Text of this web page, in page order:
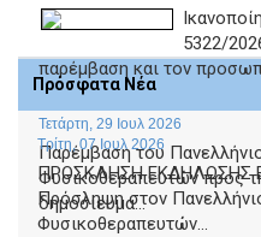
5322/
παρέμβαση και τον
Τετάρτη, 29 Ιουλ 2026
Παρέμβαση του
Φυσικοθεραπευτών προς
δημοσίευμα...
Πρόσφατα Νέα
Τρίτη, 07 Ιουλ 2026
ΠΡΟΣΚΛΗΣΗ ΕΚΔΗΛΩΣΗΣ
Πρόσληψη στον
Φυσικοθεραπευτών...